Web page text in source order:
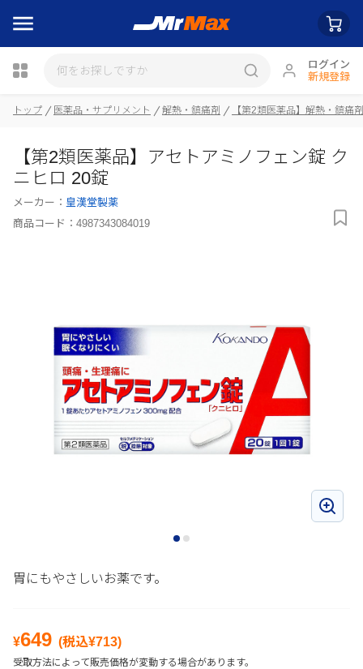
ログイン
新規登録
瓶詰
トップ 医薬品・サプリメント 解熱・鎮痛剤 【第2類医薬品】解熱・鎮痛剤
【第2類医薬品】アセトアミノフェン錠 ク
ニヒロ 20錠
メーカー： 皇漢堂製薬
商品コード： 4987343084019
胃にもやさしいお薬です。
¥649 (税込¥713)
受取方法によって販売価格が変動する場合があります。